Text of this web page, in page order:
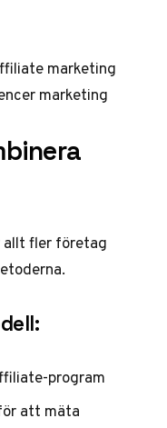
marketing
marketing
allt fler företag
program
att mäta